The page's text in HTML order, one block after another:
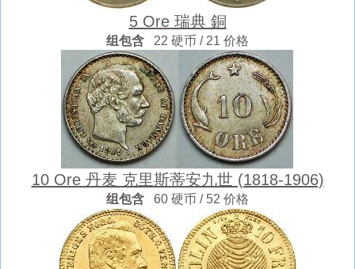
5 Ore 瑞典 銅
组包含 22 硬币 / 21 价格
10 Ore 丹麦 克里斯蒂安九世 (1818-1906)
组包含 60 硬币 / 52 价格